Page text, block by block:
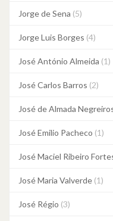
Jorge de Sena (5)
Jorge Luis Borges (4)
José António Almeida (1)
José Carlos Barros (2)
José de Almada
José Emilio Pacheco (1)
José Maciel Ribeiro
José Maria Valverde (1)
José Régio (3)